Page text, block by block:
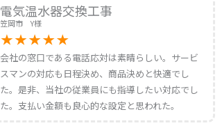
電気温水器交換工事
笠岡市 Y様
会社の窓口である電話応対は素晴らしい。サービ
スマンの対応も日程決め、商品決めと快適でし
た。是非、当社の従業員にも指導したい対応でし
た。支払い金額も良心的な設定と思われた。